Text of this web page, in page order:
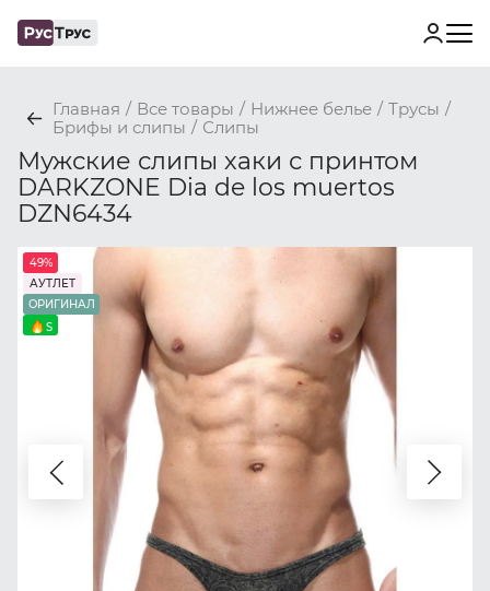
Главная / Все товары / Нижнее белье / Трусы /
Брифы и слипы / Слипы
Мужские слипы хаки с принтом
DARKZONE Dia de los muertos
DZN6434
49%
АУТЛЕТ
ОРИГИНАЛ
S